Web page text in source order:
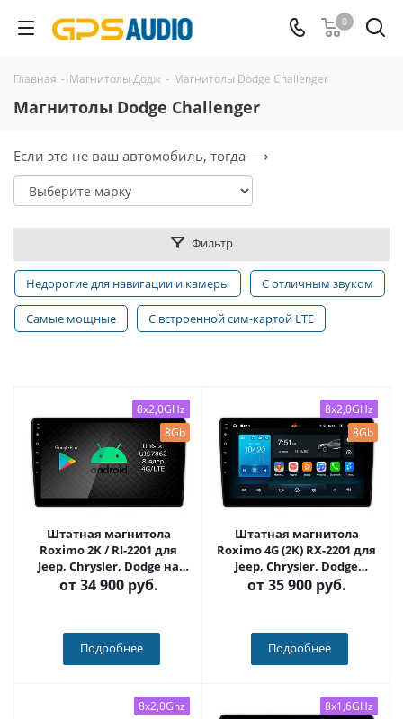
0
Главная - Магнитолы Додж - Магнитолы Dodge Challenger
Магнитолы Dodge Challenger
Если это не ваш автомобиль, тогда ⟶
Фильтр
Недорогие для навигации и камеры С отличным звуком
Самые мощные С встроенной сим-картой LTE
8x2,0GHz
8Gb
Штатная магнитола
Roximo 2K / RI-2201 для
Jeep, Chrysler, Dodge на
Android 12 (8/128Gb)
от34 900 руб.
Подробнее
8x2,0GHz
8Gb
Штатная магнитола
Roximo 4G (2K) RX-2201 для
Jeep, Chrysler, Dodge
(Android 13)
от35 900 руб.
Подробнее
8x2,0Ghz
8x1,6GHz